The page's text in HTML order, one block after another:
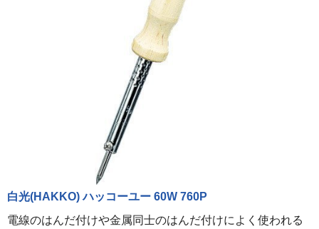
白光(HAKKO) ハッコーユー 60W 760P
電線のはんだ付けや金属同士のはんだ付けによく使われる